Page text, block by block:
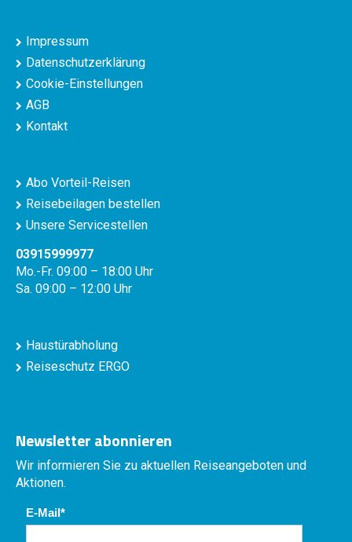
Impressum
Datenschutzerklärung
Cookie-Einstellungen
AGB
Kontakt
Abo Vorteil-Reisen
Reisebeilagen bestellen
Unsere Servicestellen
03915999977
Mo.-Fr. 09:00 – 18:00 Uhr
Sa. 09:00 – 12:00 Uhr
Haustürabholung
Reiseschutz ERGO
Newsletter abonnieren
Wir informieren Sie zu aktuellen Reiseangeboten und
Aktionen.
E-Mail